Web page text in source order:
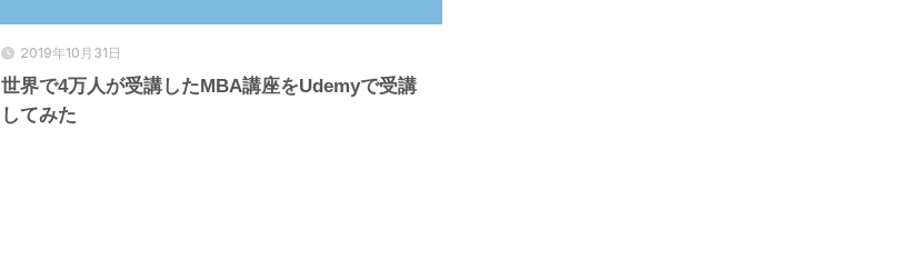
2019年10月31日
世界で4万人が受講したMBA講座をUdemyで受講
してみた